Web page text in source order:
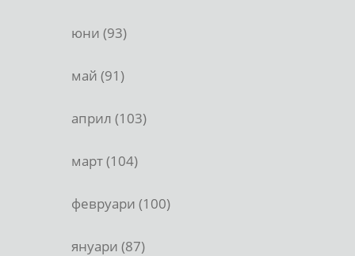
юни (93)
май (91)
април (103)
март (104)
февруари (100)
януари (87)